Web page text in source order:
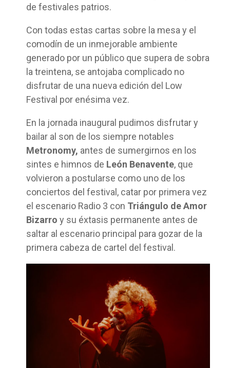
de festivales patrios.
Con todas estas cartas sobre la mesa y el
comodín de un inmejorable ambiente
generado por un público que supera de sobra
la treintena, se antojaba complicado no
disfrutar de una nueva edición del Low
Festival por enésima vez.
En la jornada inaugural pudimos disfrutar y
bailar al son de los siempre notables
Metronomy, antes de sumergirnos en los
sintes e himnos de León Benavente, que
volvieron a postularse como uno de los
conciertos del festival, catar por primera vez
el escenario Radio 3 con Triángulo de Amor
Bizarro y su éxtasis permanente antes de
saltar al escenario principal para gozar de la
primera cabeza de cartel del festival.